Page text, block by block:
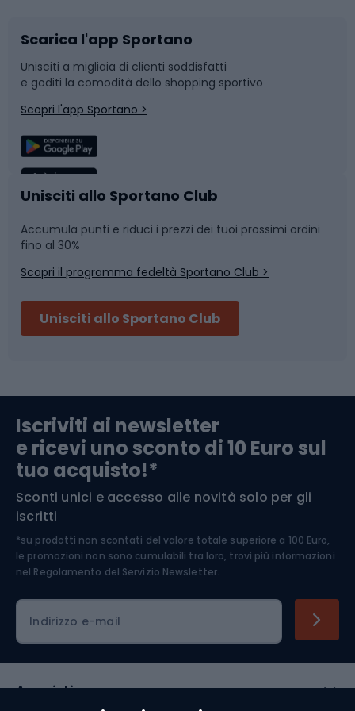
Bushcraft
Corsa
Sport di squadra
Caschi da ciclismo
Skitouring
Abbigliamento da escursionismo
Slitte e slittini
Snowboard
Camminata nordica
Nuoto
Pattinaggio
Componenti per biciclette
Arrampicata
Medicina dello sport
Abbigliamento ciclistico
Scarica l'app Sportano
Unisciti a migliaia di clienti soddisfatti
e goditi la comodità dello shopping sportivo
Scopri l'app Sportano >
Unisciti allo Sportano Club
Accumula punti e riduci i prezzi dei tuoi prossimi ordini
fino al 30%
Scopri il programma fedeltà Sportano Club >
Unisciti allo Sportano Club
Iscriviti ai newsletter
e ricevi uno sconto di 10 Euro sul
tuo acquisto!*
Sconti unici e accesso alle novità solo per gli
iscritti
*su prodotti non scontati del valore totale superiore a 100 Euro,
le promozioni non sono cumulabili tra loro, trovi più informazioni
nel Regolamento del Servizio Newsletter.
Indirizzo e-mail
Acquisti